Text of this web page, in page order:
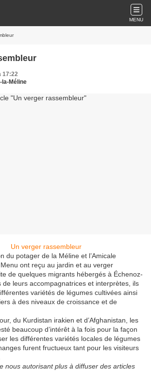
MENU
17:22
la-Méline
du potager de la Méline et l’Amicale
ont reçu au jardin et au verger
de quelques migrants hébergés à Échenoz-
de leurs accompagnatrices et interprètes, ils
variétés de légumes cultivées ainsi
à des niveaux de croissance et de
du Kurdistan irakien et d’Afghanistan, les
beaucoup d’intérêt à la fois pour la façon
les différentes variétés locales de légumes
furent fructueux tant pour les visiteurs
nous autorisant plus à diffuser des articles